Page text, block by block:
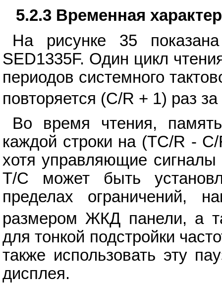
5.2.3 Временная
На рисунке 35
SED1335F. Один цикл
периодов системного
повторяется (C/R + 1) раз
Во время чтения,
каждой строки на (TC/R -
хотя управляющие
T/C может быть
пределах ограничений,
размером ЖКД панели, а
для тонкой подстройки
также использовать эту
дисплея.